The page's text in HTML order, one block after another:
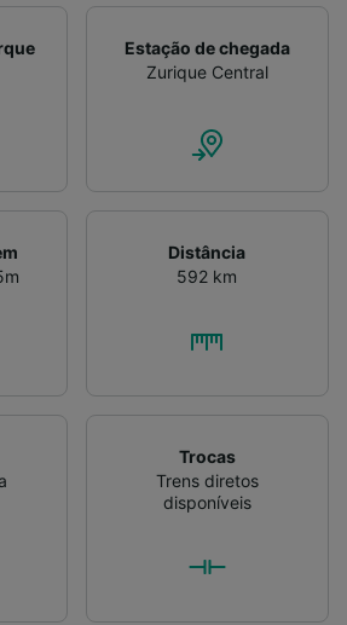
Estação de chegada
Zurique Central
Distância
592 km
Trocas
Trens diretos
disponíveis